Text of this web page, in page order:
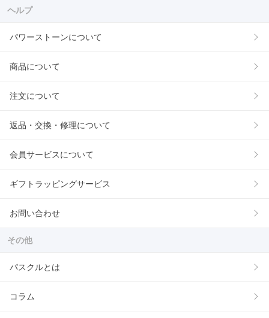
ヘルプ
パワーストーンについて
商品について
注文について
返品・交換・修理について
会員サービスについて
ギフトラッピングサービス
お問い合わせ
その他
パスクルとは
コラム